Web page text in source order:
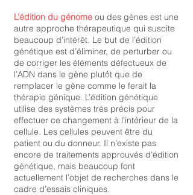
L’édition du génome ou des gènes est une
autre approche thérapeutique qui suscite
beaucoup d’intérêt. Le but de l’édition
génétique est d’éliminer, de perturber ou
de corriger les éléments défectueux de
l’ADN dans le gène plutôt que de
remplacer le gène comme le ferait la
thérapie génique. L’édition génétique
utilise des systèmes très précis pour
effectuer ce changement à l’intérieur de la
cellule. Les cellules peuvent être du
patient ou du donneur. Il n’existe pas
encore de traitements approuvés d’édition
génétique, mais beaucoup font
actuellement l’objet de recherches dans le
cadre d’essais cliniques.